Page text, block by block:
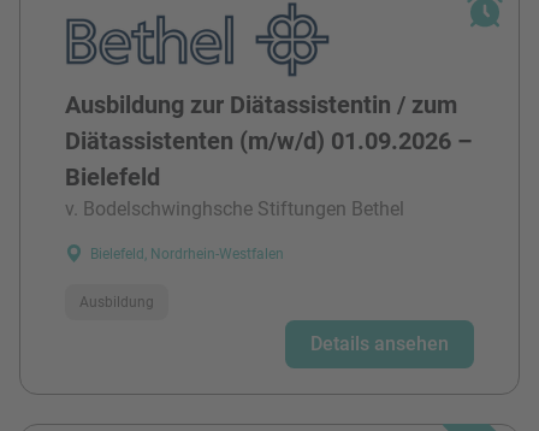
Ausbildung zur Diätassistentin / zum
Diätassistenten (m/w/d) 01.09.2026 –
Bielefeld
v. Bodelschwinghsche Stiftungen Bethel
Bielefeld, Nordrhein-Westfalen
Ausbildung
Details ansehen